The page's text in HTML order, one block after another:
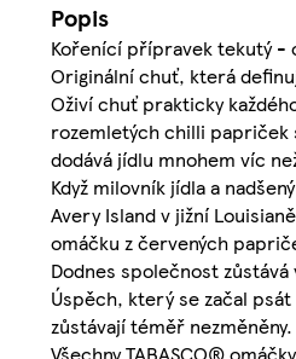
Popis
Kořenící přípravek tekutý -
Originální chuť, která
Oživí chuť prakticky
rozemletých chilli papriček
dodává jídlu mnohem víc
Když milovník jídla a
Avery Island v jižní
omáčku z červených
Dodnes společnost zůstává
Úspěch, který se začal
zůstávají téměř nezměněny.